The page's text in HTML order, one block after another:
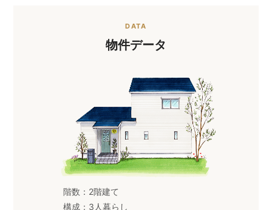
DATA
物件データ
階数：2階建て
構成：3人暮らし